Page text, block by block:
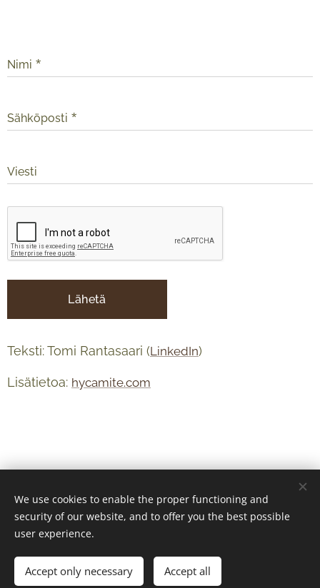
Nimi
Sähköposti
Viesti
Lähetä
Teksti: Tomi Rantasaari (LinkedIn)
Lisätietoa: hycamite.com
© 2024 Kaikki oikeudet pidätetään
We use cookies to enable the proper functioning and
security of our website, and to offer you the best possible
user experience.
Accept only necessary Accept all